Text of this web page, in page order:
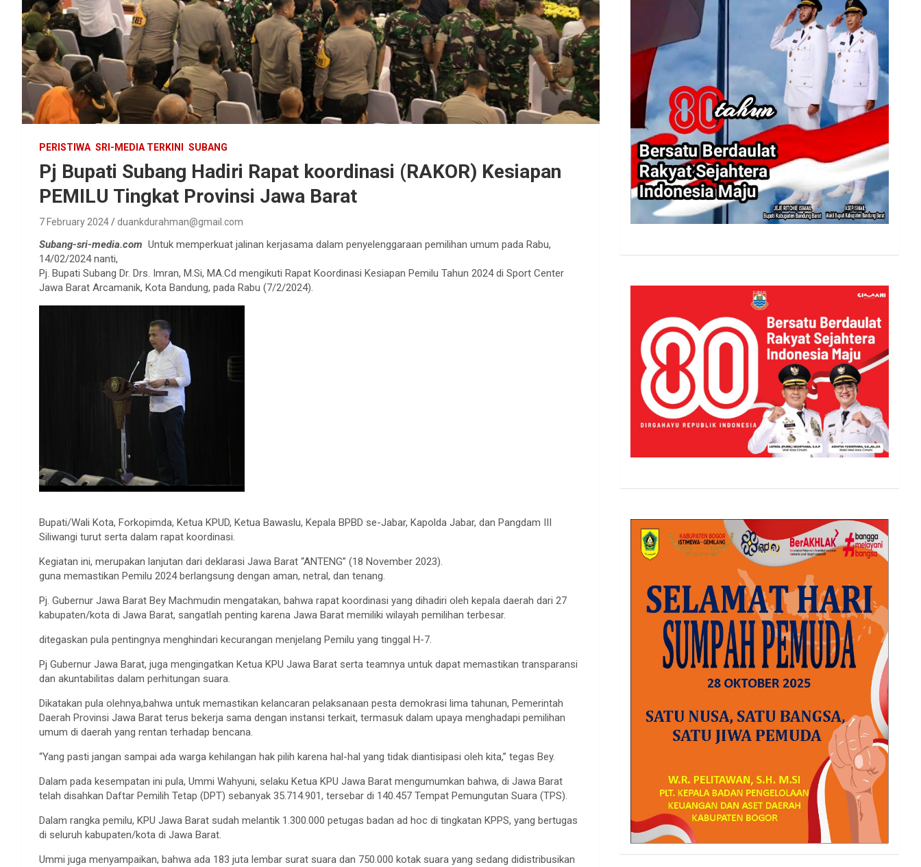
PERISTIWA SRI-MEDIA TERKINI SUBANG
Pj Bupati Subang Hadiri Rapat koordinasi (RAKOR) Kesiapan
PEMILU Tingkat Provinsi Jawa Barat
7 February 2024 duankdurahman@gmail.com
Subang-sri-media.com Untuk memperkuat jalinan kerjasama dalam penyelenggaraan pemilihan umum pada Rabu,
14/02/2024 nanti,
Pj. Bupati Subang Dr. Drs. Imran, M.Si, MA.Cd mengikuti Rapat Koordinasi Kesiapan Pemilu Tahun 2024 di Sport Center
Jawa Barat Arcamanik, Kota Bandung, pada Rabu (7/2/2024).
Bupati/Wali Kota, Forkopimda, Ketua KPUD, Ketua Bawaslu, Kepala BPBD se-Jabar, Kapolda Jabar, dan Pangdam III
Siliwangi turut serta dalam rapat koordinasi.
Kegiatan ini, merupakan lanjutan dari deklarasi Jawa Barat “ANTENG” (18 November 2023).
guna memastikan Pemilu 2024 berlangsung dengan aman, netral, dan tenang.
Pj. Gubernur Jawa Barat Bey Machmudin mengatakan, bahwa rapat koordinasi yang dihadiri oleh kepala daerah dari 27
kabupaten/kota di Jawa Barat, sangatlah penting karena Jawa Barat memiliki wilayah pemilihan terbesar.
ditegaskan pula pentingnya menghindari kecurangan menjelang Pemilu yang tinggal H-7.
Pj Gubernur Jawa Barat, juga mengingatkan Ketua KPU Jawa Barat serta teamnya untuk dapat memastikan transparansi
dan akuntabilitas dalam perhitungan suara.
Dikatakan pula olehnya,bahwa untuk memastikan kelancaran pelaksanaan pesta demokrasi lima tahunan, Pemerintah
Daerah Provinsi Jawa Barat terus bekerja sama dengan instansi terkait, termasuk dalam upaya menghadapi pemilihan
umum di daerah yang rentan terhadap bencana.
“Yang pasti jangan sampai ada warga kehilangan hak pilih karena hal-hal yang tidak diantisipasi oleh kita,” tegas Bey.
Dalam pada kesempatan ini pula, Ummi Wahyuni, selaku Ketua KPU Jawa Barat mengumumkan bahwa, di Jawa Barat
telah disahkan Daftar Pemilih Tetap (DPT) sebanyak 35.714.901, tersebar di 140.457 Tempat Pemungutan Suara (TPS).
Dalam rangka pemilu, KPU Jawa Barat sudah melantik 1.300.000 petugas badan ad hoc di tingkatan KPPS, yang bertugas
di seluruh kabupaten/kota di Jawa Barat.
Ummi juga menyampaikan, bahwa ada 183 juta lembar surat suara dan 750.000 kotak suara yang sedang didistribusikan